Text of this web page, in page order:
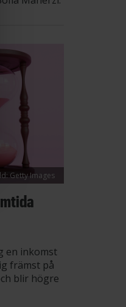
Getty Images
en inkomst
främst på
blir högre